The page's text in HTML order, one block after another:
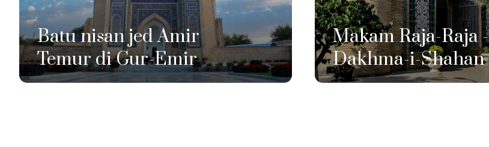
Batu nisan jed Amir
Temur di Gur-Emir
Makam Raja-Raja -
Dakhma-i-Shahan